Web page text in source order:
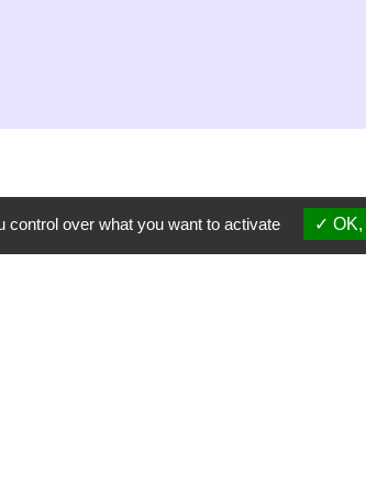
over what you want to activate OK,